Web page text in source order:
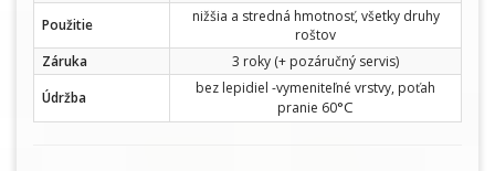
Použitie
nižšia a stredná hmotnosť, všetky druhy
roštov
Záruka
3 roky (+ pozáručný servis)
Údržba
bez lepidiel -vymeniteľné vrstvy, poťah
pranie 60°C